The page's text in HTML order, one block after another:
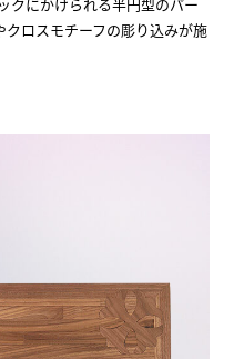
ロスモチーフの彫り込みが施